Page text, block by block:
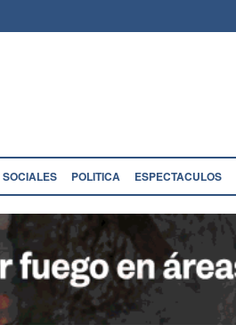
SOCIALES POLITICA ESPECTACULOS